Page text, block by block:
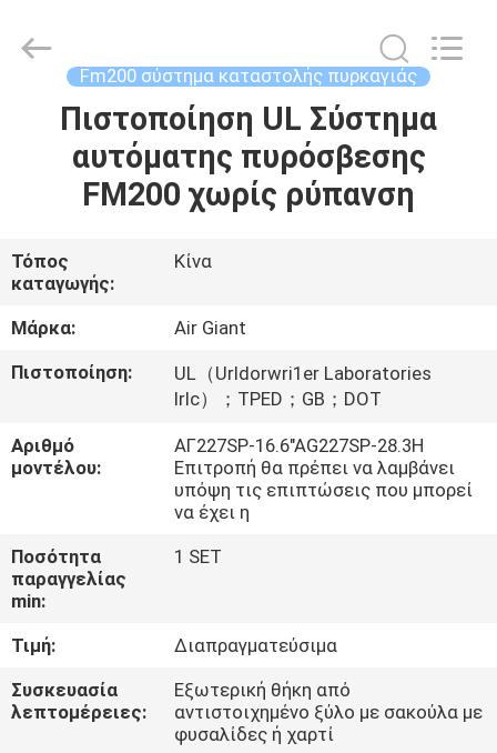
ΣΠΊΤΙ
ΠΡΟΪΌΝΤΑ
VR
ΠΑΡΟΥΣΙΆΣΤΕ
ΣΧΕΤΙΚΆ
ΕΜΆΣ
ΕΡΓΟΣΤΑΣΊΩΝ
ΈΛΕΓΧΟΣ
ΚΑΤΕΒΆΣΤΕ
Equipment
Fm200 σύστημα καταστολής πυρκαγιάς
Πιστοποίηση UL Σύστημα
αυτόματης πυρόσβεσης
FM200 χωρίς ρύπανση
Τόπος
καταγωγής:
Κίνα
Μάρκα:
Air Giant
Πιστοποίηση:
UL（Urldorwri1er Laboratories
Irlc）；TPED；GB；DOT
Αριθμό
μοντέλου:
ΑΓ227SP-16.6"AG227SP-28.3Η
Επιτροπή θα πρέπει να λαμβάνει
υπόψη τις επιπτώσεις που μπορεί
να έχει η
Ποσότητα
παραγγελίας
min:
1 SET
Τιμή:
Διαπραγματεύσιμα
Συσκευασία
λεπτομέρειες:
Εξωτερική θήκη από
αντιστοιχημένο ξύλο με σακούλα με
φυσαλίδες ή χαρτί